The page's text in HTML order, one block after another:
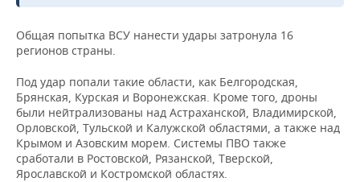
ОПК
ЭНЕРГЕТИКА
РОЗНИЧНАЯ ТОРГОВЛЯ
ТРАНСПОРТ
УСЛУГИ
НОВОСТИ ТЕХНОЛОГИЙ
IT
МЕДИА
ТЕЛЕКОММУНИКАЦИИ
МЕРОПРИЯТИЯ
НОВОСТИ МЕРОПРИЯТИЙ
ВЫЕЗДНАЯ РЕДАКЦИЯ
БИЗНЕС-БРАНЧИ
ONLINE-КОНФЕРЕНЦИИ
СПОРТ
НОВОСТИ СПОРТА
ФУТБОЛ
ХОККЕЙ
ОБЩЕСТВО
НОВОСТИ ОБЩЕСТВА
ВЛАСТЬ
ФОТОГАЛЕРЕЯ
СЮЖЕТЫ
Общая попытка ВСУ нанести удары затронула 16
регионов страны.
Под удар попали такие области, как Белгородская,
Брянская, Курская и Воронежская. Кроме того, дроны
были нейтрализованы над Астраханской, Владимирской,
Орловской, Тульской и Калужской областями, а также над
Крымом и Азовским морем. Системы ПВО также
сработали в Ростовской, Рязанской, Тверской,
Ярославской и Костромской областях.